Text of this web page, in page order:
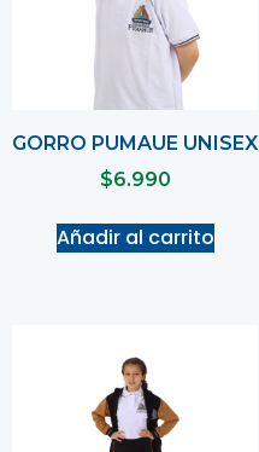
GORRO PUMAUE UNISEX
$6.990
Añadir al carrito